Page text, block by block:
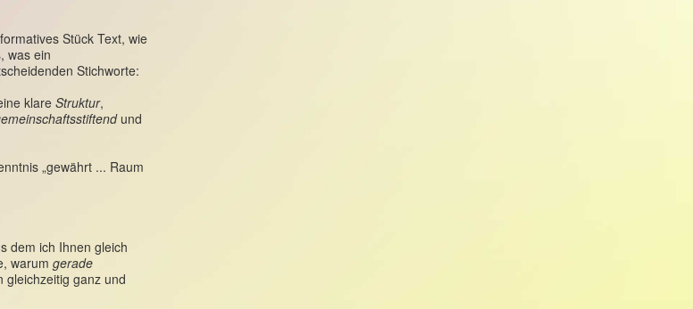
Stück Text, wie
was ein
Stichworte:
klare Struktur,
und
„gewährt ... Raum
dem ich Ihnen gleich
warum gerade
gleichzeitig ganz und